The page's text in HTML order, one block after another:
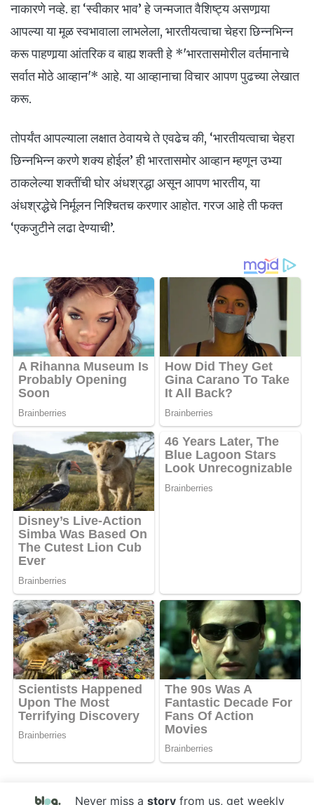
नाकारणे नव्हे. हा ‘स्वीकार भाव’ हे जन्मजात वैशिष्ट्य असणार्‍या
आपल्या या मूळ स्वभावाला लाभलेला, भारतीयत्वाचा चेहरा छिन्नभिन्न
करू पाहणार्‍या आंतरिक व बाह्य शक्ती हे *'भारतासमोरील वर्तमानाचे
सर्वात मोठे आव्हान'* आहे. या आव्हानाचा विचार आपण पुढच्या लेखात
करू.
तोपर्यंत आपल्याला लक्षात ठेवायचे ते एवढेच की, ‘भारतीयत्वाचा चेहरा
छिन्नभिन्न करणे शक्य होईल’ ही भारतासमोर आव्हान म्हणून उभ्या
ठाकलेल्या शक्तींची घोर अंधश्रद्धा असून आपण भारतीय, या
अंधश्रद्धेचे निर्मूलन निश्चितच करणार आहोत. गरज आहे ती फक्त
‘एकजुटीने लढा देण्याची’.
Never miss a story from us, get weekly